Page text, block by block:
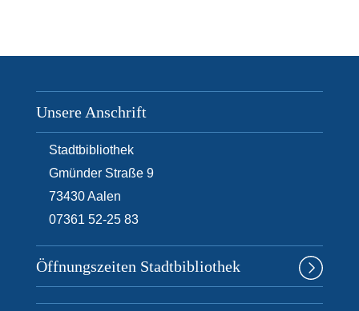
Unsere Anschrift
Stadtbibliothek
Gmünder Straße 9
73430Aalen
07361 52-25 83
Öffnungszeiten Stadtbibliothek